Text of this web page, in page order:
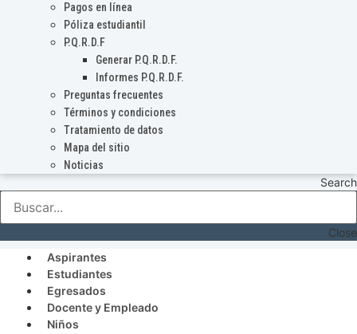
Pagos en línea
Póliza estudiantil
P.Q.R.D.F
Generar P.Q.R.D.F.
Informes P.Q.R.D.F.
Preguntas frecuentes
Términos y condiciones
Tratamiento de datos
Mapa del sitio
Noticias
Search
Close
Aspirantes
Estudiantes
Egresados
Docente y Empleado
Niños